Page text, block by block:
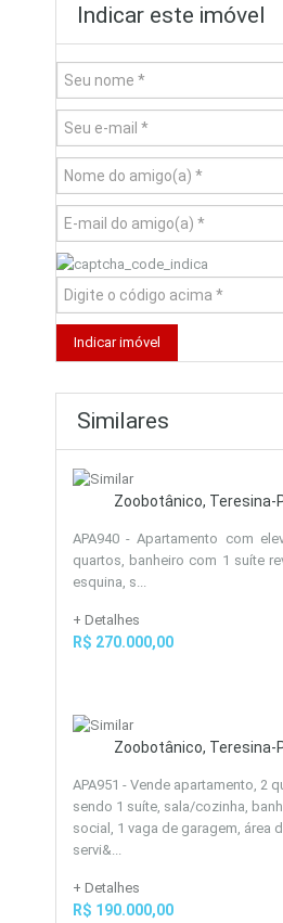
Indicar este imóvel
Similares
Zoobotânico, Teresina-
APA940 - Apartamento com
quartos, banheiro com 1 suíte
esquina, s...
+ Detalhes
R$ 270.000,00
Zoobotânico, Teresina-
APA951 - Vende apartamento, 2
sendo 1 suíte, sala/cozinha,
social, 1 vaga de garagem, área
servi&...
+ Detalhes
R$ 190.000,00